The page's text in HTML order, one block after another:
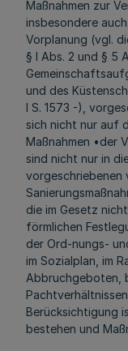
Maßnahmen zur
insbesondere
Vorplanung (vgl.
§ l Abs. 2 und § 5
und des
I S. 1573 -),
sich nicht nur auf
Maßnahmen •der
sind nicht nur in
vorgeschriebenen
die im Gesetz
förmlichen
der Ord-nungs-
im Sozialplan, im
Abbruchgeboten,
Berücksichtigung
bestehen und